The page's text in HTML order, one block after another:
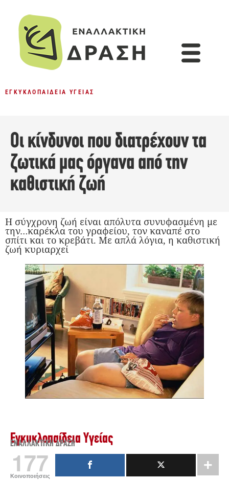
ΕΓΚΥΚΛΟΠΑΊΔΕΙΑ ΥΓΕΊΑΣ
Οι κίνδυνοι που διατρέχουν τα
ζωτικά μας όργανα από την
καθιστική ζωή
Η σύγχρονη ζωή είναι απόλυτα συνυφασμένη με
την…καρέκλα του γραφείου, τον καναπέ στο
σπίτι και το κρεβάτι. Με απλά λόγια, η καθιστική
ζωή κυριαρχεί
Εγκυκλοπαίδεια Υγείας
ΕΝΑΛΛΑΚΤΙΚΉ ΔΡΆΣΗ
177
Κοινοποιήσεις